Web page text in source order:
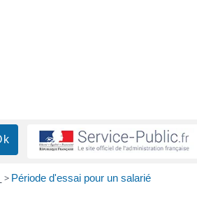
> Période d'essai pour un salarié